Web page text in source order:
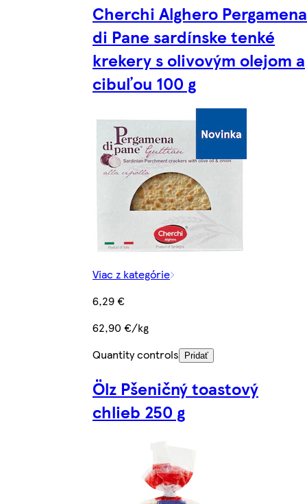
Cherchi Alghero Pergamena
di Pane sardínske tenké
krekery s olivovým olejom a
cibuľou 100 g
Viac z kategórie
6,29 €
62,90 €/kg
Quantity controls
Pridať
Ölz Pšeničný toastový
chlieb 250 g